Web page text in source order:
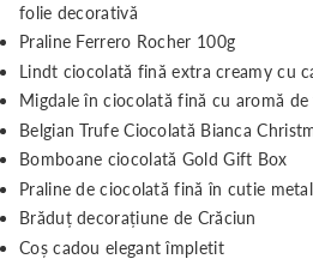
folie decorativă
Praline Ferrero Rocher 100g
Lindt ciocolată fină extra creamy cu
Migdale în ciocolată fină cu aromă
Belgian Trufe Ciocolată Bianca
Bomboane ciocolată Gold Gift Box
Praline de ciocolată fină în cutie
Brăduț decorațiune de Crăciun
Coș cadou elegant împletit